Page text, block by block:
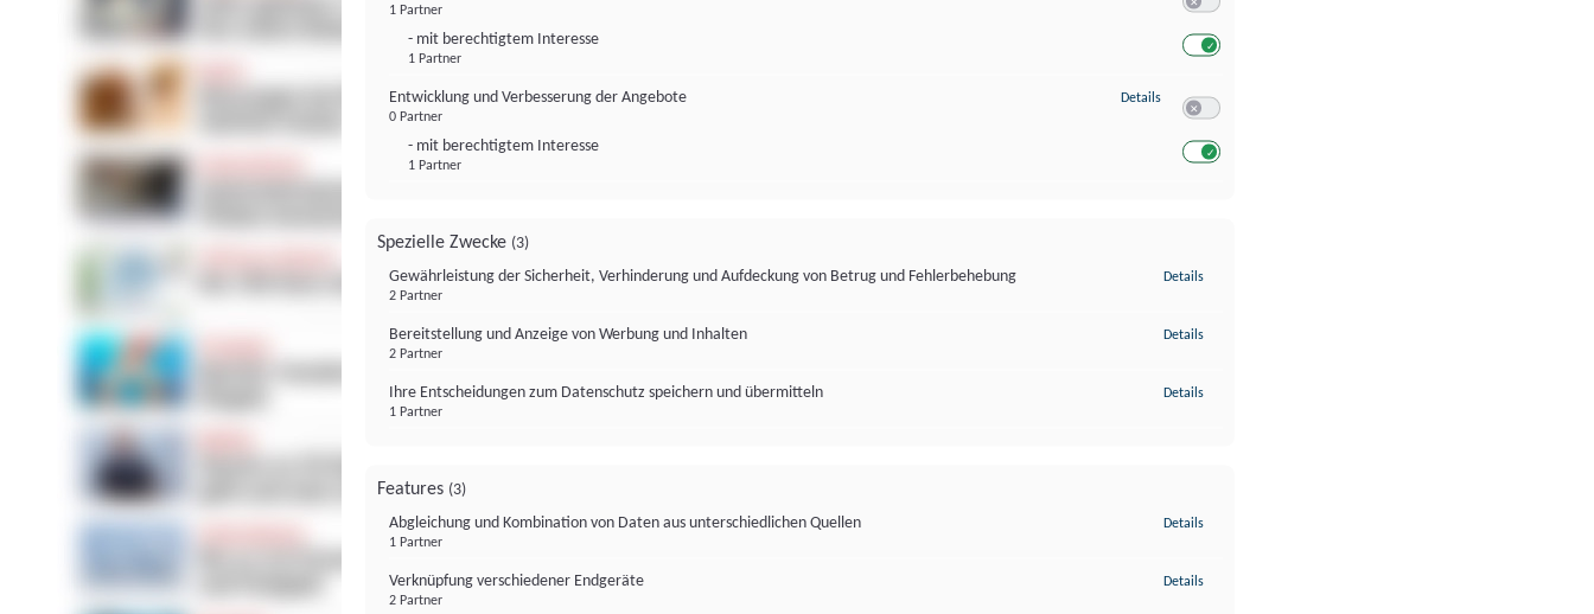
1 Partner
- mit berechtigtem Interesse
1 Partner
Entwicklung und Verbesserung der Angebote
0 Partner
- mit berechtigtem Interesse
1 Partner
Details zu Entwicklung und Verbesserung der Angebote
Spezielle Zwecke (3)
Gewährleistung der Sicherheit, Verhinderung und Aufdeckung von Betrug und Fehlerbehebung
2 Partner
Details
Bereitstellung und Anzeige von Werbung und Inhalten
2 Partner
Details
Ihre Entscheidungen zum Datenschutz speichern und übermitteln
1 Partner
Details
Features (3)
Abgleichung und Kombination von Daten aus unterschiedlichen Quellen
1 Partner
Details
Verknüpfung verschiedener Endgeräte
2 Partner
Details